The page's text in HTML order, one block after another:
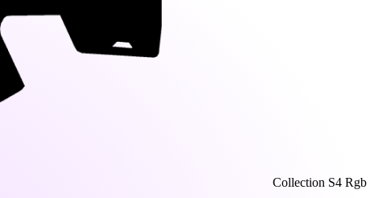
Collection S4 Rgb